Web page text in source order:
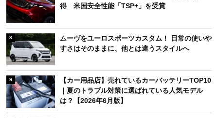
得 米国安全性能「TSP+」を受賞
8
ムーヴをユーロスポーツカスタム！ 日常の使いや
すさはそのままに、他とは違うスタイルへ
9
【カー用品店】売れているカーバッテリーTOP10
｜夏のトラブル対策に選ばれている人気モデル
は？【2026年6月版】